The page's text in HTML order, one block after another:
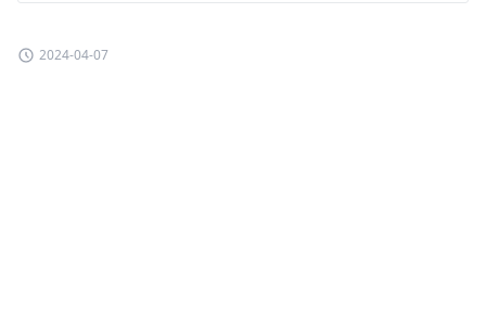
2024-04-07